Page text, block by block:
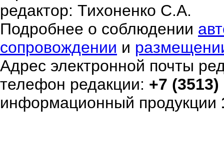
редактор: Тихоненко С.А.
Подробнее о соблюдении
сопровождении и
Адрес электронной почты
телефон редакции: +7
информационный продукции